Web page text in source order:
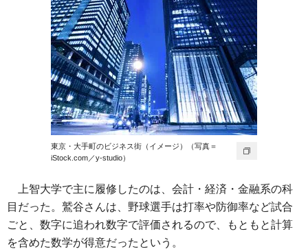
東京・大手町のビジネス街（イメージ）（写真＝
iStock.com／y-studio）
上智大学で主に履修したのは、会計・経済・金融系の科
目だった。鷲谷さんは、野球選手は打率や防御率など試合
ごと、数字に追われ数字で評価されるので、もともと計算
を含めた数学が得意だったという。